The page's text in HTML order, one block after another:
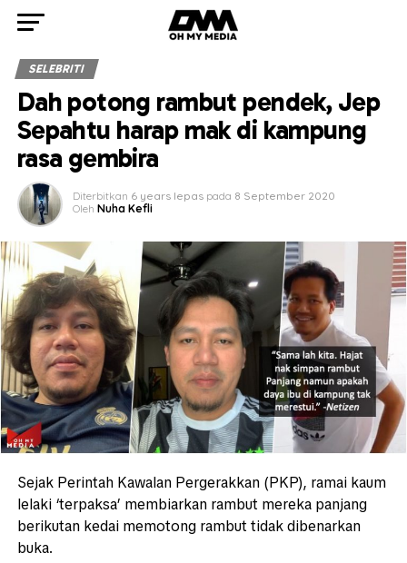
SELEBRITI
Dah potong rambut pendek, Jep
Sepahtu harap mak di kampung
rasa gembira
Diterbitkan 6 years lepas pada 8 September 2020
Oleh Nuha Kefli
Sejak Perintah Kawalan Pergerakkan (PKP), ramai kaum
lelaki ‘terpaksa’ membiarkan rambut mereka panjang
berikutan kedai memotong rambut tidak dibenarkan
buka.